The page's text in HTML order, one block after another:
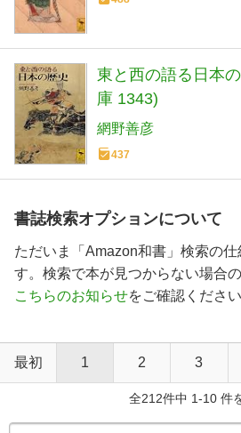
東と西の語る日本
庫 1343)
網野善彦
437
書誌検索オプションについて
ただいま「Amazon和書」検索の
す。検索で本が見つからない場合
こちらのお知らせをご確認ください
最初 1 2 3
全212件中 1-10 件